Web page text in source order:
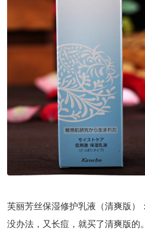
芙丽芳丝保湿修护乳液（清爽版
没办法，又长痘，就买了清爽版